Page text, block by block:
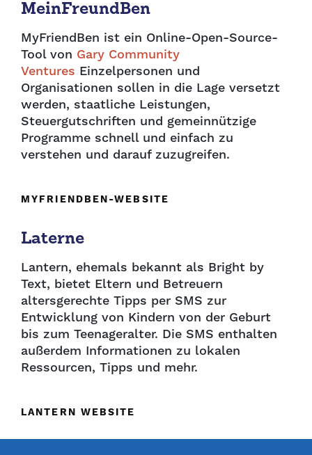
MeinFreundBen
MyFriendBen ist ein Online-Open-Source-
Tool von Gary Community
Ventures Einzelpersonen und
Organisationen sollen in die Lage versetzt
werden, staatliche Leistungen,
Steuergutschriften und gemeinnützige
Programme schnell und einfach zu
verstehen und darauf zuzugreifen.
MYFRIENDBEN-WEBSITE
Laterne
Lantern, ehemals bekannt als Bright by
Text, bietet Eltern und Betreuern
altersgerechte Tipps per SMS zur
Entwicklung von Kindern von der Geburt
bis zum Teenageralter. Die SMS enthalten
außerdem Informationen zu lokalen
Ressourcen, Tipps und mehr.
LANTERN WEBSITE